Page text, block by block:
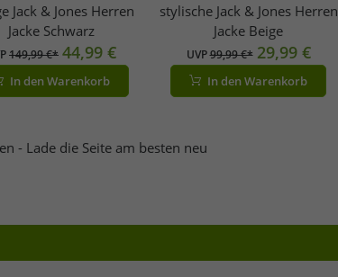
Jack & Jones Herren
Jacke Schwarz
149,99 €* 44,99 €
In den Warenkorb
stylische Jack & Jones Herren
Jacke Beige
UVP99,99 €* 29,99 €
In den Warenkorb
- Lade die Seite am besten neu